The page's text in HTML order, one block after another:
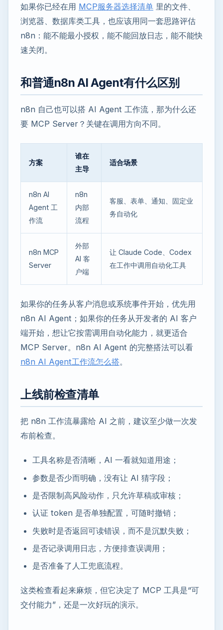
如果你已经在用 MCP服务器选择清单 里的文件、
浏览器、数据库类工具，也应该用同一套思路评估
n8n：能不能最小授权，能不能回放日志，能不能快
速关闭。
和普通n8n AI Agent有什么区别
n8n 自己也可以搭 AI Agent 工作流，那为什么还
要 MCP Server？关键在调用方向不同。
方案
谁在
主导
适合场景
n8n AI
Agent 工
作流
n8n
内部
流程
客服、表单、通知、固定业
务自动化
n8n MCP
Server
外部
AI 客
户端
让 Claude Code、Codex
在工作中调用自动化工具
如果你的任务从客户消息或系统事件开始，优先用
n8n AI Agent；如果你的任务从开发者的 AI 客户
端开始，想让它按需调用自动化能力，就更适合
MCP Server。n8n AI Agent 的完整搭法可以看
n8n AI Agent工作流怎么搭。
上线前检查清单
把 n8n 工作流暴露给 AI 之前，建议至少做一次发
布前检查。
工具名称是否清晰，AI 一看就知道用途；
参数是否少而明确，没有让 AI 猜字段；
是否限制高风险动作，只允许草稿或审核；
认证 token 是否单独配置，可随时撤销；
失败时是否返回可读错误，而不是沉默失败；
是否记录调用日志，方便排查误调用；
是否准备了人工兜底流程。
这类检查看起来麻烦，但它决定了 MCP 工具是“可
交付能力”，还是一次好玩的演示。